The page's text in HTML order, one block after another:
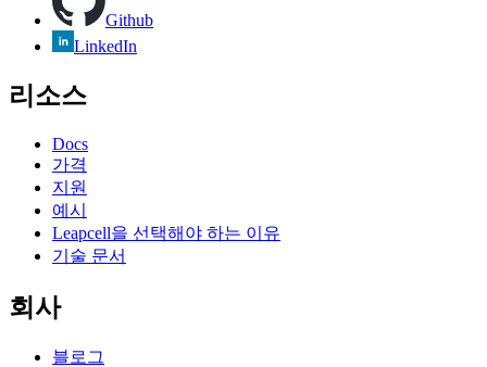
Github
LinkedIn
리소스
Docs
가격
지원
예시
Leapcell을 선택해야 하는 이유
기술 문서
회사
블로그